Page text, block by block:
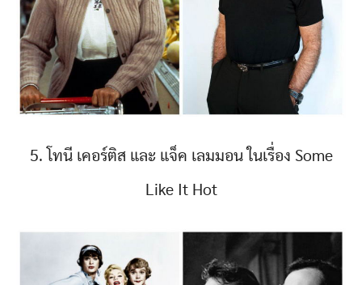
5. โทนี เคอร์ติส และ แจ็ค เลมมอน ในเรื่อง Some
Like It Hot